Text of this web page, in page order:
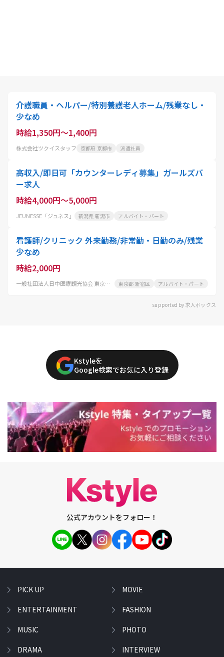
介護職員・ヘルパー/特別養護老人ホーム/残業なし・
少なめ
時給1,350円～1,400円
株式会社ツクイスタッフ 京都府 京都市 派遣社員
高収入/即日可「カウンターレディ募集」ガールズバ
ー求人
時給4,000円～5,000円
JEUNESSE「ジュネス」 新潟県 新潟市 アルバイト・パート
看護師/クリニック 外来勤務/非常勤・日勤のみ/残業
少なめ
時給2,000円
一般社団法人日中医療観光協会 東京医院 東京都 新宿区 アルバイト・パート
supported by 求人ボックス
Kstyleを
Google検索でお気に入り登録
公式アカウントをフォロー！
PICK UP
ENTERTAINMENT
MUSIC
DRAMA
MOVIE
FASHION
PHOTO
INTERVIEW